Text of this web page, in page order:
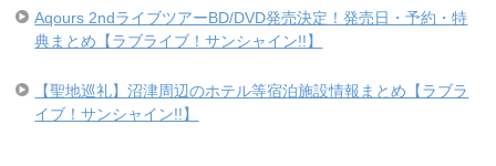
Aqours 2ndライブツアーBD/DVD発売決定！発売日・予約・特
典まとめ【ラブライブ！サンシャイン!!】
【聖地巡礼】沼津周辺のホテル等宿泊施設情報まとめ【ラブラ
イブ！サンシャイン!!】